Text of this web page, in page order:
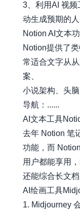
3、利用AI 视频
动生成预期的人
Notion AI文本
Notion提供了
常适合文字从
案、
小说架构、头
导航：......
AI文本工具
去年 Notion 笔
功能，而
用户都能享用
还能综合长文
AI绘画工具
1. Midjourney